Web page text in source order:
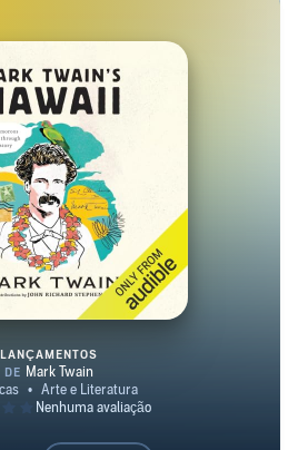
Mark Twain's Hawaii
LANÇAMENTOS